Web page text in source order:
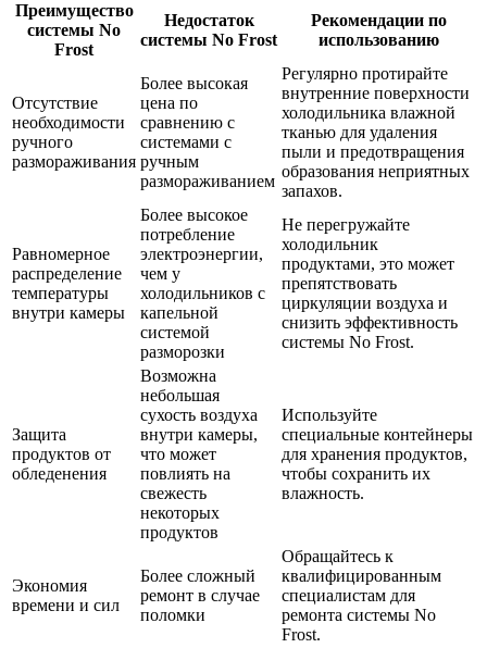
Преимущество
системы No
Frost
Недостаток
системы No Frost
Рекомендации по
использованию
Отсутствие
необходимости
ручного
размораживания
Более высокая
цена по
сравнению с
системами с
ручным
размораживанием
Регулярно протирайте
внутренние поверхности
холодильника влажной
тканью для удаления
пыли и предотвращения
образования неприятных
запахов.
Равномерное
распределение
температуры
внутри камеры
Более высокое
потребление
электроэнергии,
чем у
холодильников с
капельной
системой
разморозки
Не перегружайте
холодильник
продуктами, это может
препятствовать
циркуляции воздуха и
снизить эффективность
системы No Frost.
Защита
продуктов от
обледенения
Возможна
небольшая
сухость воздуха
внутри камеры,
что может
повлиять на
свежесть
некоторых
продуктов
Используйте
специальные контейнеры
для хранения продуктов,
чтобы сохранить их
влажность.
Экономия
времени и сил
Более сложный
ремонт в случае
поломки
Обращайтесь к
квалифицированным
специалистам для
ремонта системы No
Frost.